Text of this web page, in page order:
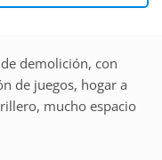
demolición, con
de juegos, hogar a
mucho espacio